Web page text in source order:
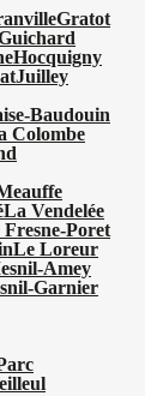
Gratot
Hocquigny
Juilley
Baudouin
Colombe
La Vendelée
Fresne-Poret
Le Loreur
Amey
Garnier